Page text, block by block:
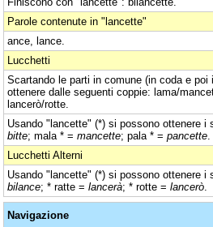
Parole contenute in "lancette"
ance, lance.
Lucchetti
Scartando le parti in comune (in coda e
ottenere dalle seguenti coppie: lama/
lancerò/rotte.
Usando "lancette" (*) si possono ottenere i
bitte; mala * = mancette; pala * = pancette
Lucchetti Alterni
Usando "lancette" (*) si possono ottenere i
bilance; * ratte = lancerà; * rotte = lancerò
Navigazione